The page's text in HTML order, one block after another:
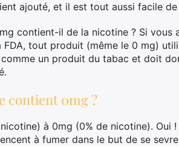
ajouté, et il est tout aussi facile de
contient-il de la nicotine ? Si
tout produit (même le 0 mg)
un produit du tabac et doit
contient 0mg ?
à 0mg (0% de nicotine). Oui
à fumer dans le but de se